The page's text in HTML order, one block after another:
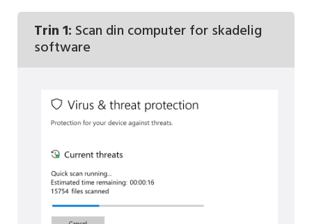
Trin 1: Scan din computer for skadelig
software